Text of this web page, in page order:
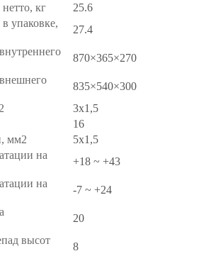
кг
25.6
упаковке,
27.4
870×365×270
835×540×300
3x1,5
16
мм2
5x1,5
на
+18 ~ +43
на
-7 ~ +24
20
высот
8